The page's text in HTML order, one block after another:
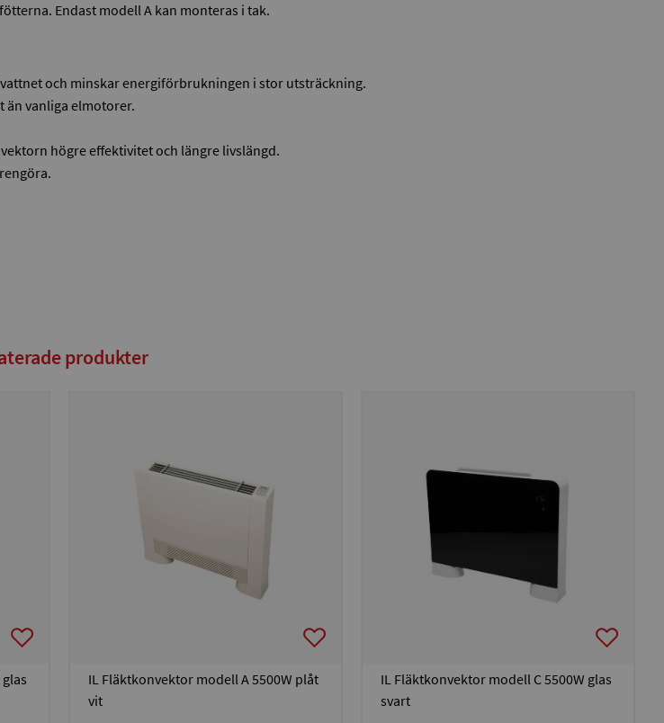
Endast modell A kan monteras i tak.
och minskar energiförbrukningen i stor utsträckning.
än vanliga elmotorer.
högre effektivitet och längre livslängd.
produkter
IL Fläktkonvektor modell A 5500W plåt
vit
IL Fläktkonvektor modell C 5500W glas
svart